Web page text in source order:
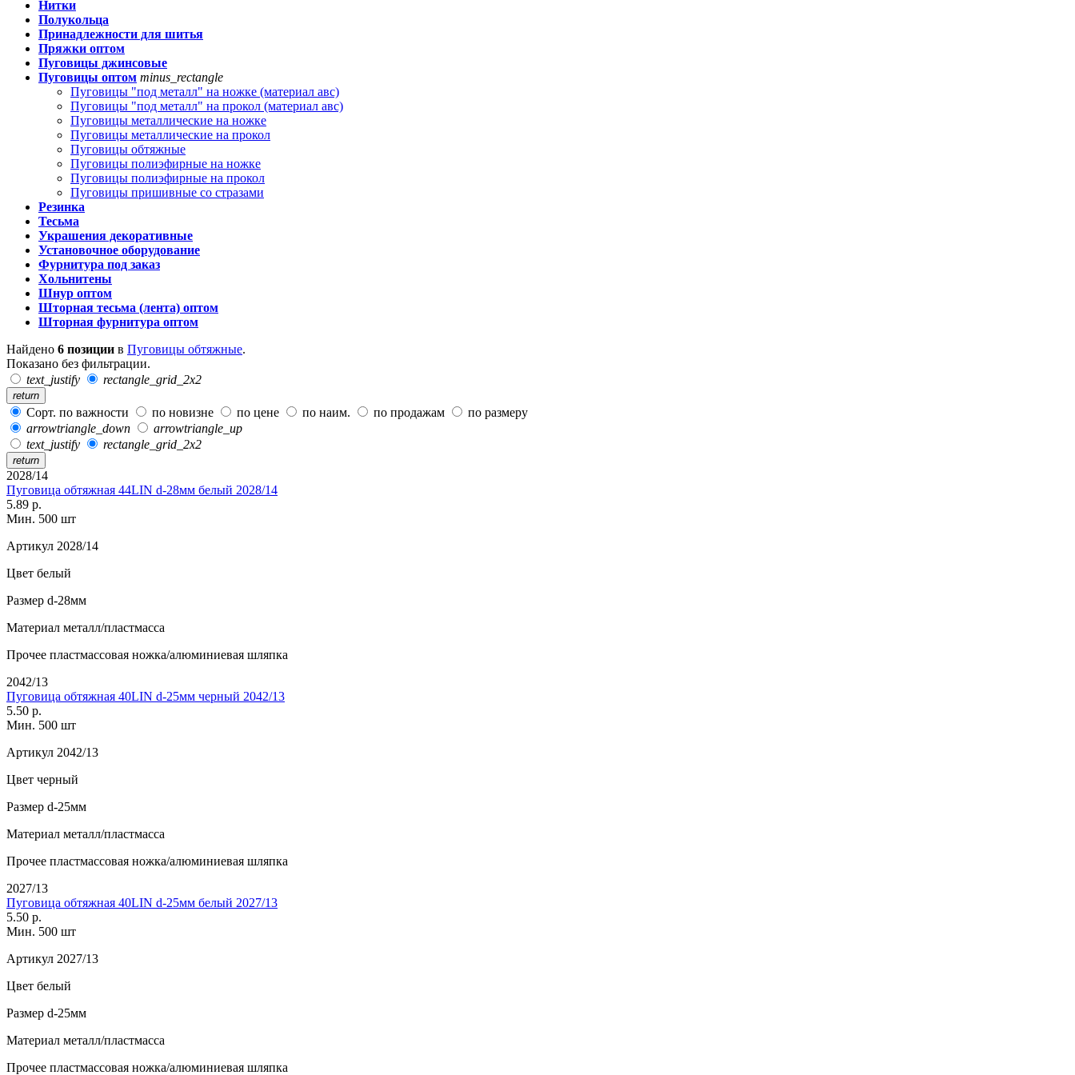
Нитки
Полукольца
Принадлежности для шитья
Пряжки оптом
Пуговицы джинсовые
Пуговицы оптом minus_rectangle
Пуговицы "под металл" на ножке (материал авс)
Пуговицы "под металл" на прокол (материал авс)
Пуговицы металлические на ножке
Пуговицы металлические на прокол
Пуговицы обтяжные
Пуговицы полиэфирные на ножке
Пуговицы полиэфирные на прокол
Пуговицы пришивные со стразами
Резинка
Тесьма
Украшения декоративные
Установочное оборудование
Фурнитура под заказ
Хольнитены
Шнур оптом
Шторная тесьма (лента) оптом
Шторная фурнитура оптом
Найдено 6 позиции в Пуговицы обтяжные.
Показано без фильтрации.
text_justify
rectangle_grid_2x2
return
Сорт. по важности по новизне по цене по наим. по продажам
по размеру
arrowtriangle_down
arrowtriangle_up
text_justify
rectangle_grid_2x2
return
2028/14
Пуговица обтяжная 44LIN d-28мм белый 2028/14
5.89 р.
Мин. 500 шт
Артикул 2028/14
Цвет белый
Размер d-28мм
Материал металл/пластмасса
Прочее пластмассовая ножка/алюминиевая шляпка
2042/13
Пуговица обтяжная 40LIN d-25мм черный 2042/13
5.50 р.
Мин. 500 шт
Артикул 2042/13
Цвет черный
Размер d-25мм
Материал металл/пластмасса
Прочее пластмассовая ножка/алюминиевая шляпка
2027/13
Пуговица обтяжная 40LIN d-25мм белый 2027/13
5.50 р.
Мин. 500 шт
Артикул 2027/13
Цвет белый
Размер d-25мм
Материал металл/пластмасса
Прочее пластмассовая ножка/алюминиевая шляпка